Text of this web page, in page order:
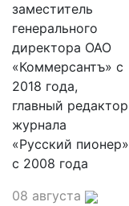
заместитель
генерального
директора ОАО
«Коммерсантъ» с
2018 года,
главный редактор
журнала
«Русский пионер»
с 2008 года
08 августа